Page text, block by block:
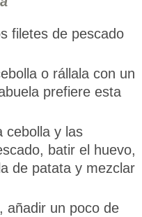
filetes de pescado
o rállala con un
prefiere esta
cebolla y las
batir el huevo,
de patata y mezclar
añadir un poco de